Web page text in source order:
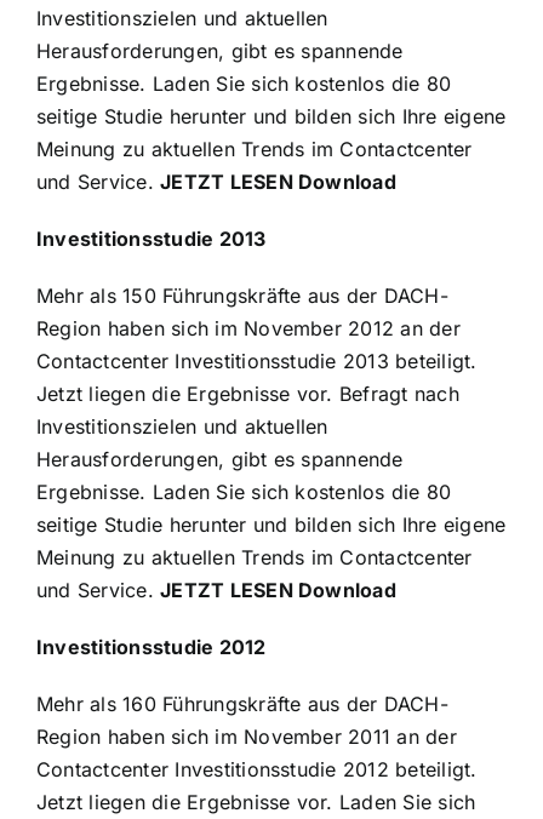
Investitionszielen und aktuellen
Herausforderungen, gibt es spannende
Ergebnisse. Laden Sie sich kostenlos die 80
seitige Studie herunter und bilden sich Ihre eigene
Meinung zu aktuellen Trends im Contactcenter
und Service.JETZT LESEN Download
Investitionsstudie 2013
Mehr als 150 Führungskräfte aus der DACH-
Region haben sich im November 2012 an der
Contactcenter Investitionsstudie 2013 beteiligt.
Jetzt liegen die Ergebnisse vor. Befragt nach
Investitionszielen und aktuellen
Herausforderungen, gibt es spannende
Ergebnisse. Laden Sie sich kostenlos die 80
seitige Studie herunter und bilden sich Ihre eigene
Meinung zu aktuellen Trends im Contactcenter
und Service.JETZT LESEN Download
Investitionsstudie 2012
Mehr als 160 Führungskräfte aus der DACH-
Region haben sich im November 2011 an der
Contactcenter Investitionsstudie 2012 beteiligt.
Jetzt liegen die Ergebnisse vor. Laden Sie sich